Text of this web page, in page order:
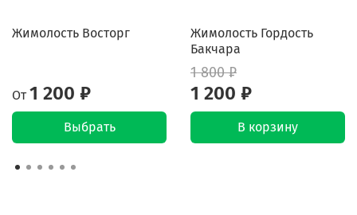
Жимолость Восторг
От 1 200 ₽
Выбрать
Жимолость Гордость
Бакчара
1 800 ₽
1 200 ₽
В корзину